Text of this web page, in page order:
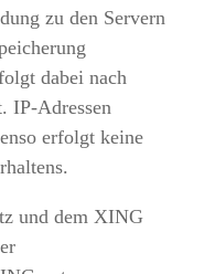
zu den Servern
dabei nach
IP-Adressen
erfolgt keine
und dem XING